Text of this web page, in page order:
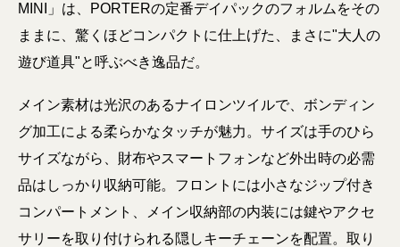
MINI」は、PORTERの定番デイパックのフォルムをその
ままに、驚くほどコンパクトに仕上げた、まさに"大人の
遊び道具"と呼ぶべき逸品だ。
メイン素材は光沢のあるナイロンツイルで、ボンディン
グ加工による柔らかなタッチが魅力。サイズは手のひら
サイズながら、財布やスマートフォンなど外出時の必需
品はしっかり収納可能。フロントには小さなジップ付き
コンパートメント、メイン収納部の内装には鍵やアクセ
サリーを取り付けられる隠しキーチェーンを配置。取り